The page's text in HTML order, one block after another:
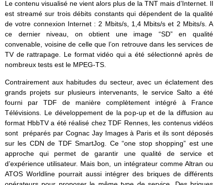
Le contenu visualisé ne vient alors plus de la TNT mais d’Internet. Il
est streamé sur trois débits constants qui dépendent de la qualité
de votre connexion Internet : 2 Mbits/s, 1,4 Mbits/s et 2 Mbits/s. A
ce dernier niveau, on obtient une image “SD” en qualité
convenable, voisine de celle que l’on retrouve dans les services de
TV de rattrapage. Le format vidéo qui a été sélectionné après de
nombreux tests est le MPEG-TS.
Contrairement aux habitudes du secteur, avec un éclatement des
grands projets sur plusieurs intervenants, le service Salto a été
fourni par TDF de manière complètement intégré à France
Télévisions. Le développement de la pop-up et de la diffusion au
format HbbTV a été réalisé chez TDF Rennes, les contenus vidéos
sont préparés par Cognac Jay Images à Paris et ils sont déposés
sur les CDN de TDF SmartJog. Ce “one stop shopping” est une
approche qui permet de garantir une qualité de service et
d’expérience utilisateur. Mais bon, un intégrateur comme Altran ou
ATOS Worldline pourrait aussi intégrer des briques de différents